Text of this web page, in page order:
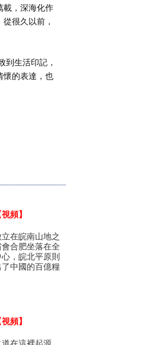
載，深海化作
很久以前，
生活印記，
懷的表達，也
頻】
在皖南山地之
合肥坐落在全
，皖北平原則
中國的百億糧
頻】